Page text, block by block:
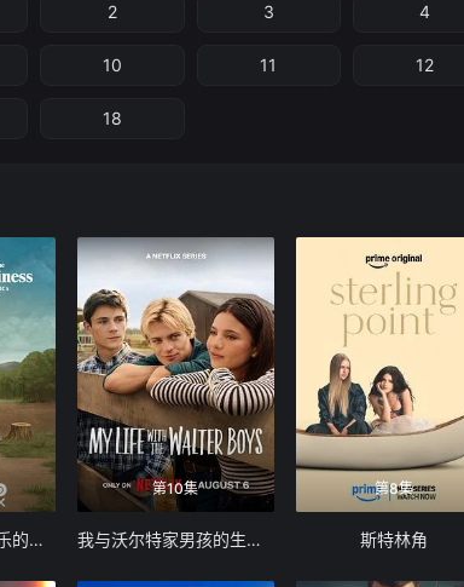
2 3 4
10 11 12
18
生活、拉里与不快乐的追求：一部美国史
第10集
我与沃尔特家男孩的生活 第三季
第8集
斯特林角